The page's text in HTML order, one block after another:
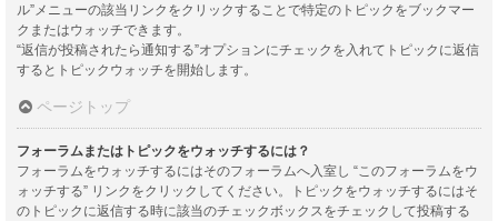
ル”メニューの該当リンクをクリックすることで特定のトピックをブックマー
クまたはウォッチできます。
“返信が投稿されたら通知する”オプションにチェックを入れてトピックに返信
するとトピックウォッチを開始します。
ページトップ
フォーラムまたはトピックをウォッチするには？
フォーラムをウォッチするにはそのフォーラムへ入室し “このフォーラムをウ
ォッチする” リンクをクリックしてください。トピックをウォッチするにはそ
のトピックに返信する時に該当のチェックボックスをチェックして投稿する